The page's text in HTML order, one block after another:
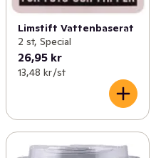
Limstift Vattenbaserat
2 st, Special
26,95 kr
13,48 kr /st